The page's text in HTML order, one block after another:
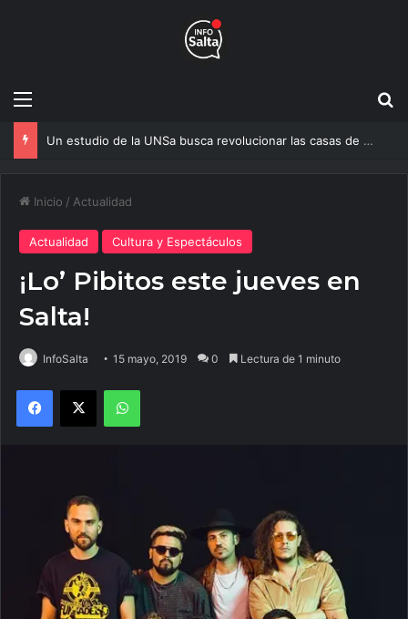
Menú
Un estudio de la UNSa busca revolucionar las casas de adobe y hacerlas más seguras
Inicio / Actualidad
Actualidad Cultura y Espectáculos
¡Lo’ Pibitos este jueves en
Salta!
InfoSalta 15 mayo, 2019 0 Lectura de 1 minuto
Facebook
X WhatsApp